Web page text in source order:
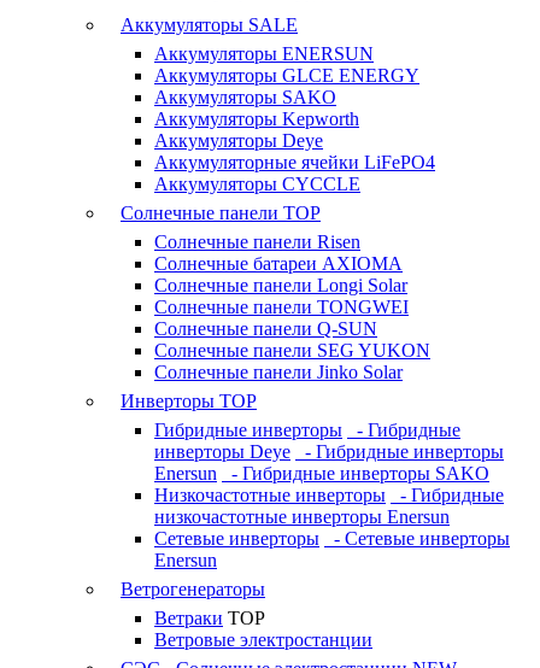
Аккумуляторы SALE
Аккумуляторы ENERSUN
Аккумуляторы GLCE ENERGY
Аккумуляторы SAKO
Аккумуляторы Kepworth
Аккумуляторы Deye
Аккумуляторные ячейки LiFePO4
Аккумуляторы CYCCLE
Солнечные панели TOP
Солнечные панели Risen
Солнечные батареи AXIOMA
Солнечные панели Longi Solar
Солнечные панели TONGWEI
Солнечные панели Q-SUN
Солнечные панели SEG YUKON
Солнечные панели Jinko Solar
Инверторы TOP
Гибридные инверторы
- Гибридные
инверторы Deye
- Гибридные инверторы
Enersun
- Гибридные инверторы SAKO
Низкочастотные инверторы
- Гибридные
низкочастотные инверторы Enersun
Сетевые инверторы
- Сетевые инверторы
Enersun
Ветрогенераторы
Ветраки TOP
Ветровые электростанции